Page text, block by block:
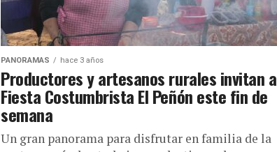
PANORAMAS hace 3 años
Productores y artesanos rurales invitan a
Fiesta Costumbrista El Peñón este fin de
semana
Un gran panorama para disfrutar en familia de la